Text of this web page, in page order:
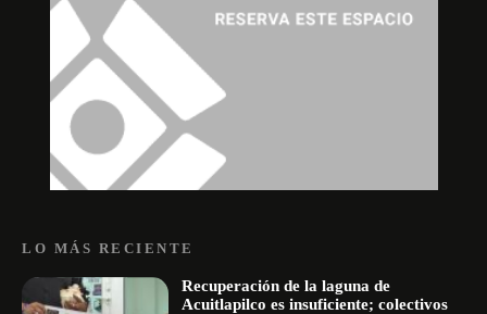
LO MÁS RECIENTE
Recuperación de la laguna de
Acuitlapilco es insuficiente; colectivos